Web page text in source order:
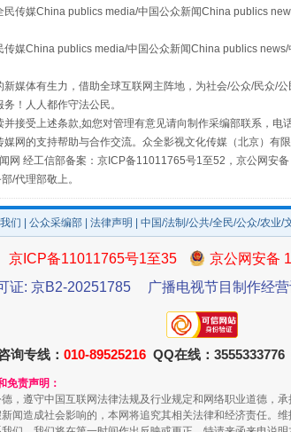
规模最大的光氢储一体化项目
传媒China publics media/中国公众新闻China publics
媒China publics media/中国公众新闻China publics
媒体有生力，借助全球互联网主阵地，为社会/公众/民众/
！人人都作守法公民。
接受上述条款,如您对管理有意见请向制作采编部联系，
网的支持帮助与合作交流。众全影视文化传媒（北京）有
网 经工信部备案：京ICP备11011765号1至52，京公网安
/代理部敬上。
们 公众采编部 法律声明 | 中国/法制/公共/全民/公众/农业/
京ICP备11011765号1至35
京公网安备
证: 京B2-20251785
广播电视节目制作经
询专线： 010-89525216 QQ在线：3555333776
免责声明：
，遵守中国互联网法律法规及行业规定和网络职业道德，
闻造成社会影响的，本网将追究其相关法律和经济责任。